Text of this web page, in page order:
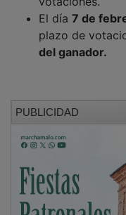
El día7 de
plazo de
del ganador.